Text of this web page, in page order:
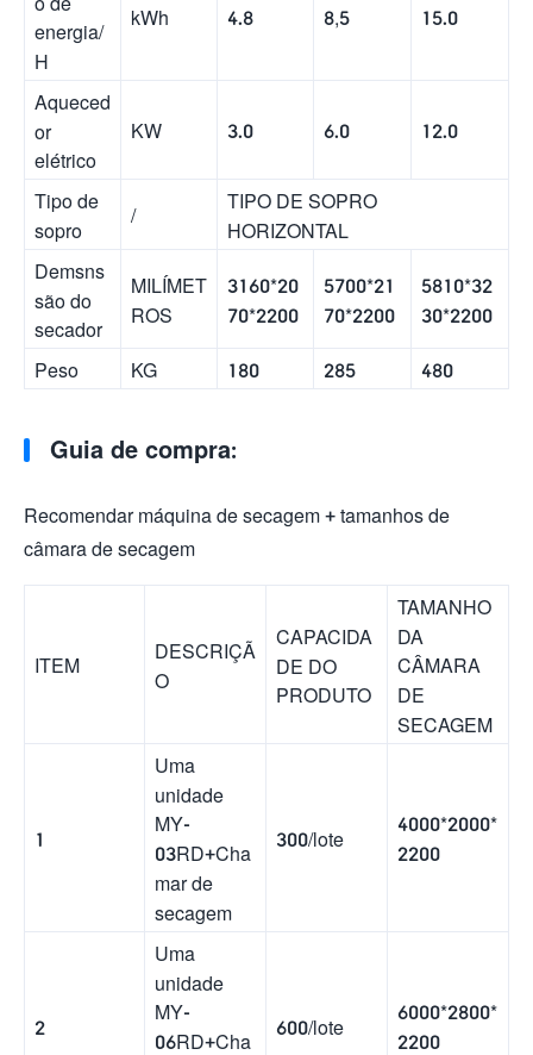
energia/
H
kWh 4.8 8,5 15.0
Aqueced
or
elétrico
KW 3.0 6.0 12.0
Tipo de
sopro
/
TIPO DE SOPRO
HORIZONTAL
Demsns
são do
secador
MILÍMET
ROS
3160*20
70*2200
5700*21
70*2200
5810*32
30*2200
Peso KG 180 285 480
Guia de compra:
Recomendar máquina de secagem + tamanhos de
câmara de secagem
ITEM
DESCRIÇÃ
O
CAPACIDA
DE DO
PRODUTO
TAMANHO
DA
CÂMARA
DE
SECAGEM
1
Uma
unidade
MY-
03RD+Cha
mar de
secagem
300/lote
4000*2000*
2200
2
Uma
unidade
MY-
06RD+Cha
600/lote
6000*2800*
2200